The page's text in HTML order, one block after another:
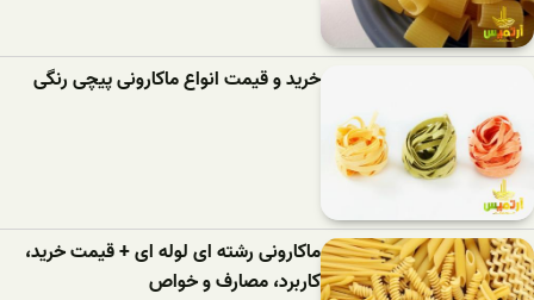
خرید و قیمت انواع ماکارونی پیچی رنگی
ماکارونی رشته ای لوله ای + قیمت خرید،
کاربرد، مصارف و خواص